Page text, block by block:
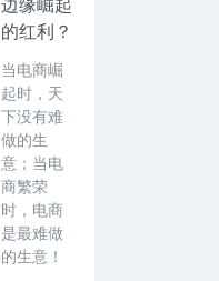
边缘崛起
的红利？
当电商崛
起时，天
下没有难
做的生
意；当电
商繁荣
时，电商
是最难做
的生意！